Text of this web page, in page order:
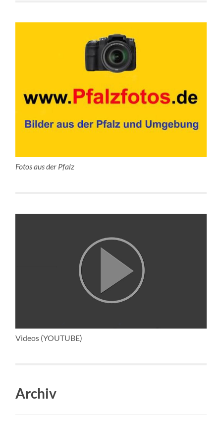
Fotos aus der Pfalz
Videos (YOUTUBE)
Archiv